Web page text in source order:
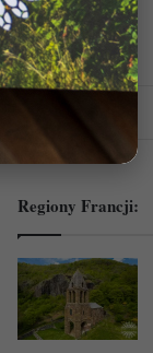
Regiony Francji: